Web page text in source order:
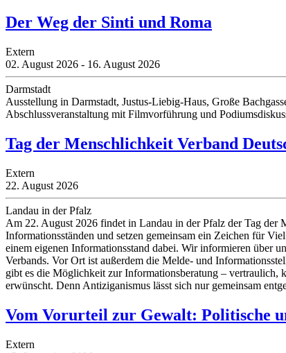
Der Weg der Sinti und Roma
Extern
02. August 2026 - 16. August 2026
Darmstadt
Ausstellung in Darmstadt, Justus-Liebig-Haus, Große
Abschlussveranstaltung mit Filmvorführung und
Tag der Menschlichkeit Verband
Extern
22. August 2026
Landau in der Pfalz
Am 22. August 2026 findet in Landau in der Pfalz der Tag der
Informationsständen und setzen gemeinsam ein Zeichen für
einem eigenen Informationsstand dabei. Wir informieren über
Verbands. Vor Ort ist außerdem die Melde- und
gibt es die Möglichkeit zur Informationsberatung – vertraulich,
erwünscht. Denn Antiziganismus lässt sich nur gemeinsam
Vom Vorurteil zur Gewalt: Politische
Extern